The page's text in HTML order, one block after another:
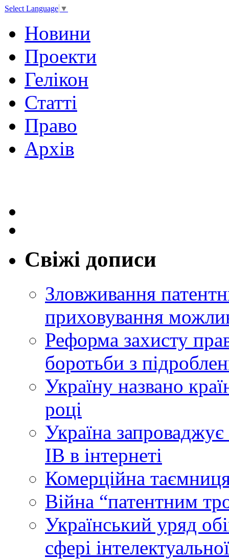
Select Language ▼
Новини
Проекти
Гелікон
Статті
Право
Архів
Свіжі дописи
Зловживання
приховування
Реформа захисту
боротьби з
Україну названо
році
Україна
ІВ в інтернеті
Комерційна
Війна “патентним
Український уряд
сфері